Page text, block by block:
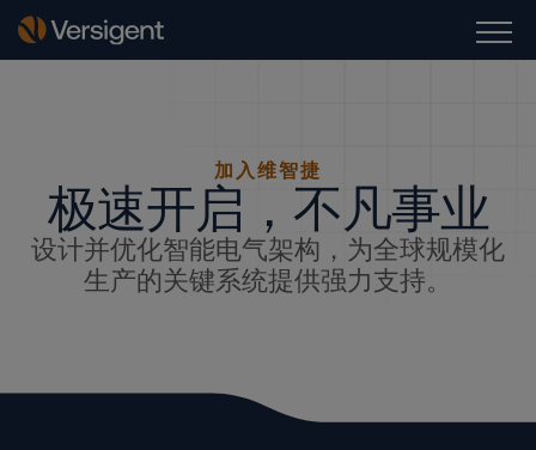
加入维智捷
极速开启，不凡事业
设计并优化智能电气架构，为全球规模化
生产的关键系统提供强力支持。